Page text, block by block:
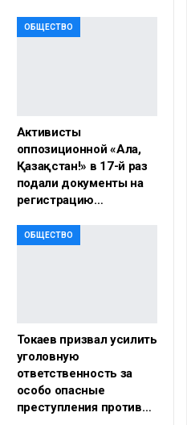
ОБЩЕСТВО
Активисты
оппозиционной «Алға,
Қазақстан!» в 17-й раз
подали документы на
регистрацию…
ОБЩЕСТВО
Токаев призвал усилить
уголовную
ответственность за
особо опасные
преступления против…